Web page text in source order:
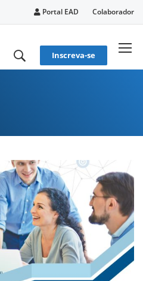
Portal EAD Colaborador
Inscreva-se